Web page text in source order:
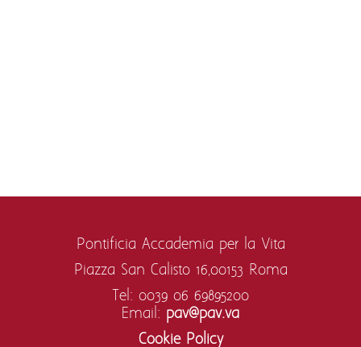
Pontificia Accademia per la Vita
Piazza San Calisto 16,00153 Roma
Tel: 0039 06 69895200
Email: pav@pav.va
Cookie Policy